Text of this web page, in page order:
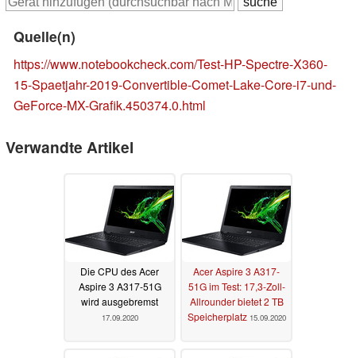
Quelle(n)
https://www.notebookcheck.com/Test-HP-Spectre-X360-
15-Spaetjahr-2019-Convertible-Comet-Lake-Core-i7-und-
GeForce-MX-Grafik.450374.0.html
Verwandte Artikel
Die CPU des Acer
Aspire 3 A317-51G
wird ausgebremst
17.09.2020
Acer Aspire 3 A317-
51G im Test: 17,3-Zoll-
Allrounder bietet 2 TB
Speicherplatz 15.09.2020